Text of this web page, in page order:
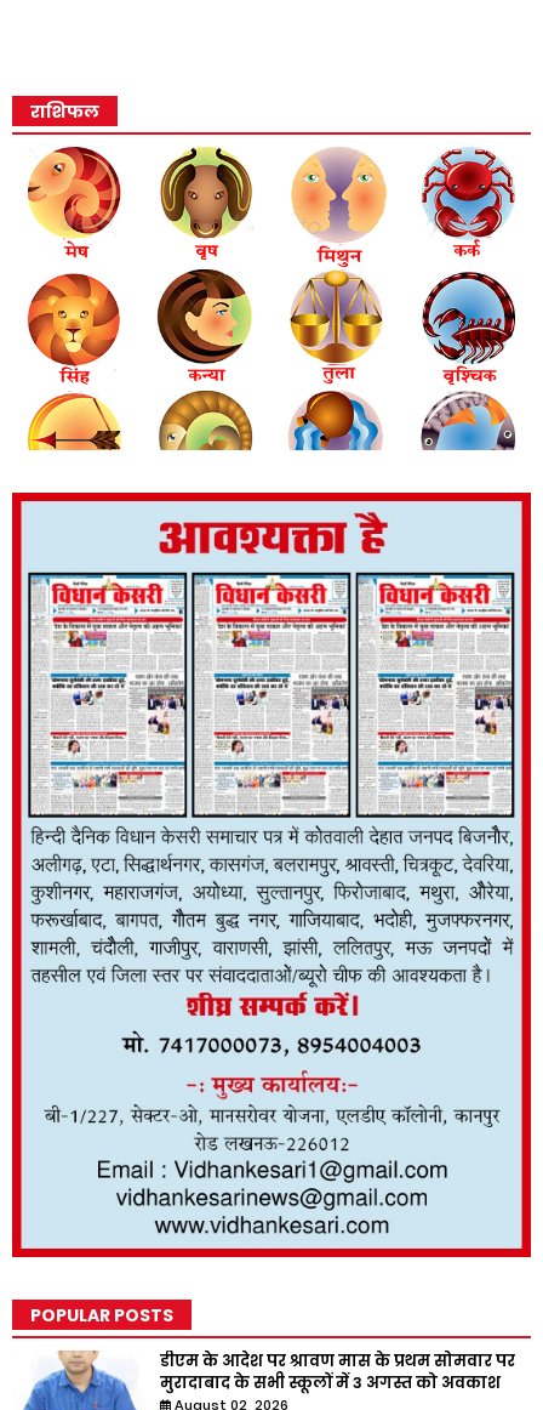
राशिफल
POPULAR POSTS
डीएम के आदेश पर श्रावण मास के प्रथम सोमवार पर
मुरादाबाद के सभी स्कूलों में 3 अगस्त को अवकाश
August 02, 2026